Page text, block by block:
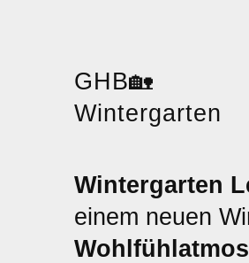
GHB🏡
Wintergarten
Wintergarten
einem neuen